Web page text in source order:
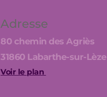
Adresse
80 chemin des Agriès
31860 Labarthe-sur-Lèze
Voir le plan